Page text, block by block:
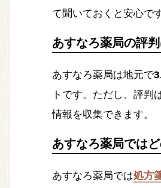
て聞いておくと安心です
あすなろ薬局の評
あすなろ薬局は地元で
トです。ただし、評
情報を収集できます。
あすなろ薬局では
あすなろ薬局では処方